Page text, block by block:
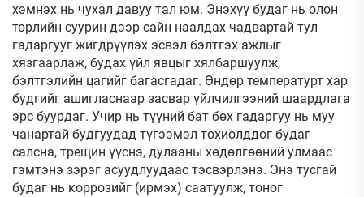
хэмнэх нь чухал давуу тал юм. Энэхүү будаг нь олон
төрлийн суурин дээр сайн наалдах чадвартай тул
гадаргууг жигдрүүлэх эсвэл бэлтгэх ажлыг
хязгаарлаж, будах үйл явцыг хялбаршуулж,
бэлтгэлийн цагийг багасгадаг. Өндөр температурт хар
будгийг ашигласнаар засвар үйлчилгээний шаардлага
эрс буурдаг. Учир нь түүний бат бөх гадаргуу нь муу
чанартай будгуудад түгээмэл тохиолддог будаг
салсна, трещин үүснэ, дулааны хөдөлгөөний улмаас
гэмтэнэ зэрэг асуудлуудаас тэсвэрлэнэ. Энэ тусгай
будаг нь коррозийг (ирмэх) саатуулж, тоног